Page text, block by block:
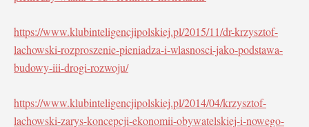
https://www.klubinteligencjipolskiej.pl/2015/11/dr-krzysztof-
lachowski-rozproszenie-pieniadza-i-wlasnosci-jako-podstawa-
budowy-iii-drogi-rozwoju/
https://www.klubinteligencjipolskiej.pl/2014/04/krzysztof-
lachowski-zarys-koncepcji-ekonomii-obywatelskiej-i-nowego-